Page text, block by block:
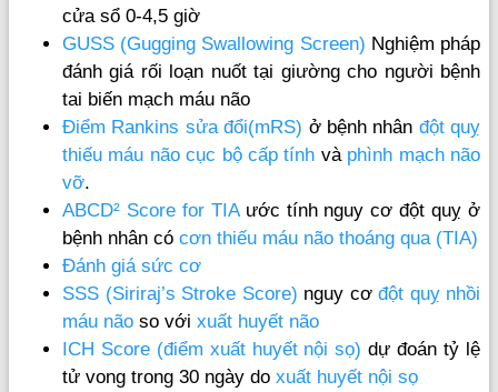
cửa sổ 0-4,5 giờ
GUSS (Gugging Swallowing Screen) Nghiệm pháp
đánh giá rối loạn nuốt tại giường cho người bệnh
tai biến mạch máu não
Điểm Rankins sửa đổi(mRS) ở bệnh nhân đột quỵ
thiếu máu não cục bộ cấp tính và phình mạch não
vỡ.
ABCD² Score for TIAước tính nguy cơ đột quỵ ở
bệnh nhân có cơn thiếu máu não thoáng qua (TIA)
Đánh giá sức cơ
SSS (Siriraj’s Stroke Score) nguy cơ đột quỵ nhồi
máu não so với xuất huyết não
ICH Score (điểm xuất huyết nội sọ) dự đoán tỷ lệ
tử vong trong 30 ngày do xuất huyết nội sọ